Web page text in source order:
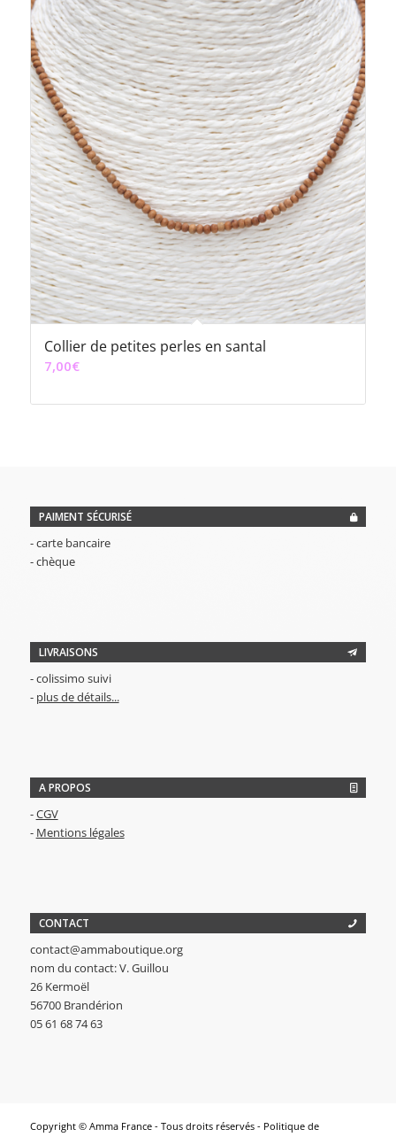
Collier de petites perles en santal
7,00€
PAIMENT SÉCURISÉ
- carte bancaire
- chèque
LIVRAISONS
- colissimo suivi
- plus de détails...
A PROPOS
-CGV
- Mentions légales
CONTACT
contact@ammaboutique.org
nom du contact: V. Guillou
26 Kermoël
56700 Brandérion
05 61 68 74 63
Copyright © Amma France - Tous droits réservés - Politique de